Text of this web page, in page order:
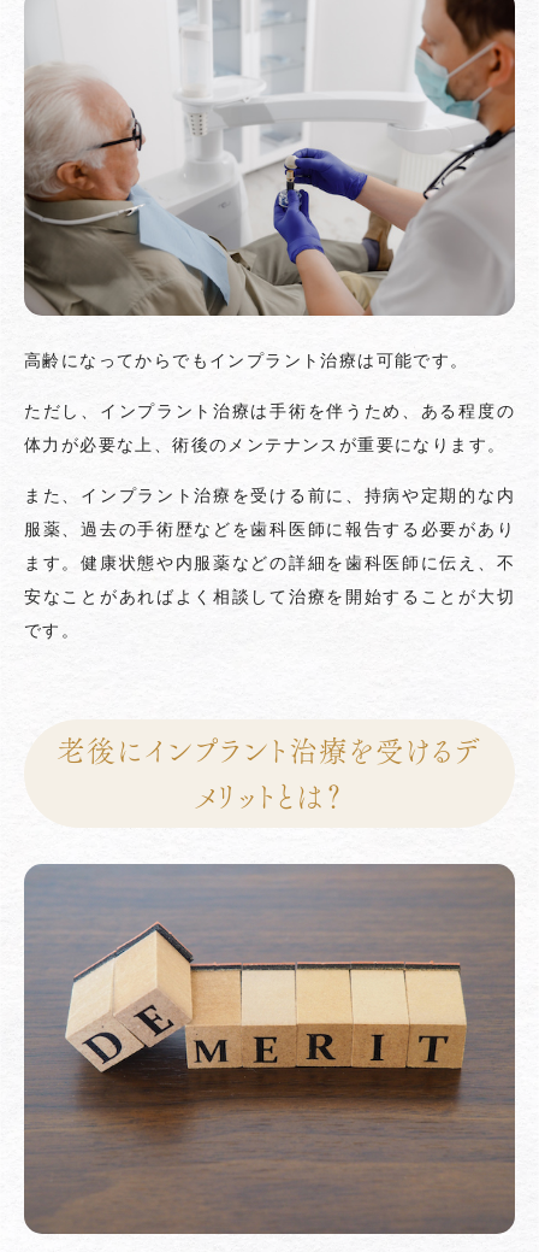
高齢になってからでもインプラント治療は可能です。
ただし、インプラント治療は手術を伴うため、ある程度の
体力が必要な上、術後のメンテナンスが重要になります。
また、インプラント治療を受ける前に、持病や定期的な内
服薬、過去の手術歴などを歯科医師に報告する必要があり
ます。健康状態や内服薬などの詳細を歯科医師に伝え、不
安なことがあればよく相談して治療を開始することが大切
です。
老後にインプラント治療を受けるデ
メリットとは？